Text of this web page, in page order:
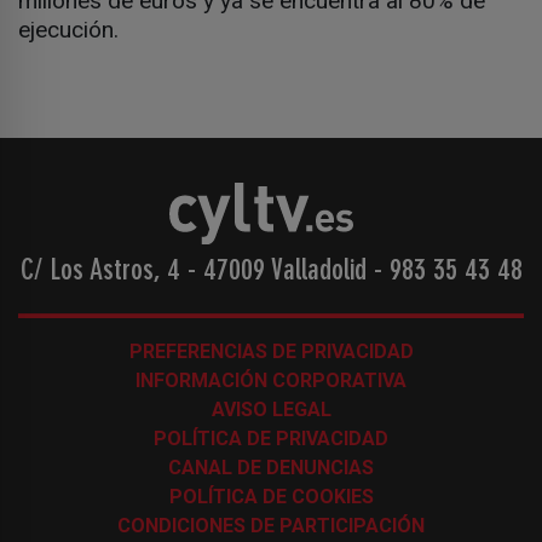
ejecución.
C/ Los Astros, 4 - 47009 Valladolid - 983 35 43 48
PREFERENCIAS DE PRIVACIDAD
INFORMACIÓN CORPORATIVA
AVISO LEGAL
POLÍTICA DE PRIVACIDAD
CANAL DE DENUNCIAS
POLÍTICA DE COOKIES
CONDICIONES DE PARTICIPACIÓN